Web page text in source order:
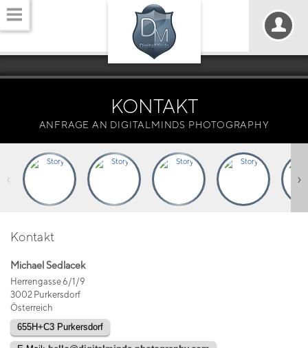
KONTAKT
ANFRAGE AN DIGITALMINDS PHOTOGRAPHY
‹ ›
Kontakt
Michael Sedlacek
Herrengasse 6/1/9
3002 Purkersdorf
Österreich
655H+C3 Purkersdorf